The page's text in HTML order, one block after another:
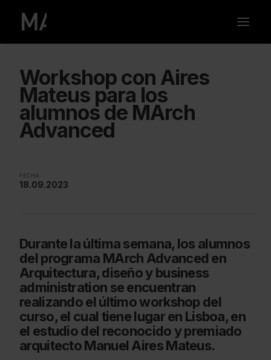
Workshop con Aires
Mateus para los
alumnos de MArch
Advanced
FECHA
18.09.2023
Durante la última semana, los alumnos
del programa MArch Advanced en
Arquitectura, diseño y business
administration se encuentran
realizando el último workshop del
curso, el cual tiene lugar en Lisboa, en
el estudio del reconocido y premiado
arquitecto Manuel Aires Mateus.